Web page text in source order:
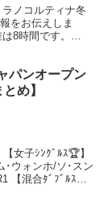
ノコルティナ冬
をお伝えしま
8時間です。
パンオープン
め】
女子ｼﾝｸﾞﾙｽ🏆】
ウォンホ/ソ･スン
【混合ﾀﾞﾌﾞﾙｽ